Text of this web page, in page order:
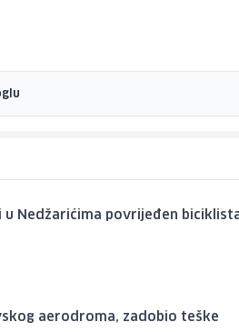
u Nedžarićima povrijeđen
aerodroma, zadobio teške